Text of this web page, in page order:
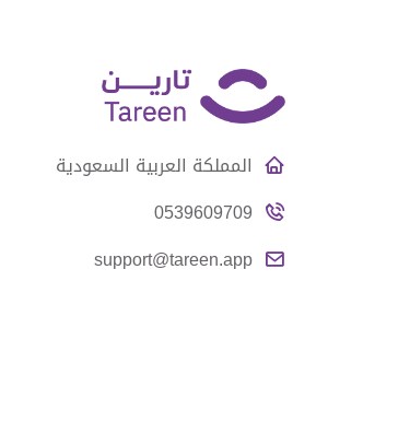
المملكة العربية السعودية
0539609709
support@tareen.app